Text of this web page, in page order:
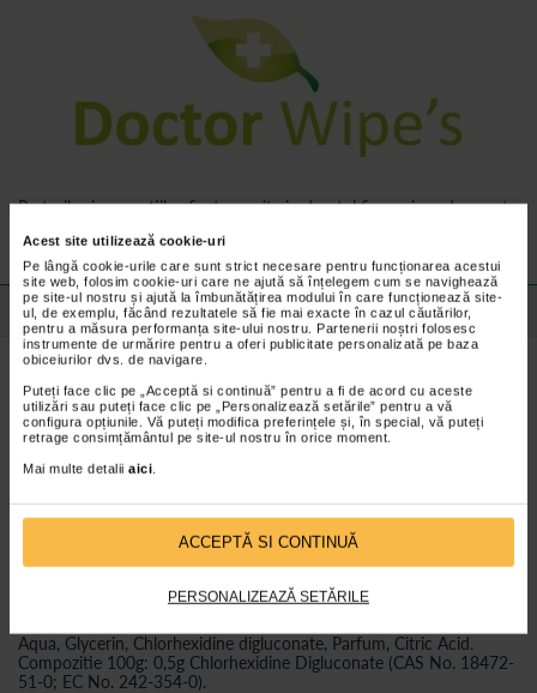
Acest site utilizează cookie-uri
Pe lângă cookie-urile care sunt strict necesare pentru funcționarea acestui
site web, folosim cookie-uri care ne ajută să înțelegem cum se navighează
pe site-ul nostru și ajută la îmbunătățirea modului în care funcționează site-
ul, de exemplu, făcând rezultatele să fie mai exacte în cazul căutărilor,
pentru a măsura performanța site-ului nostru. Partenerii noștri folosesc
instrumente de urmărire pentru a oferi publicitate personalizată pe baza
obiceiurilor dvs. de navigare.
Puteți face clic pe „Acceptă si continuă” pentru a fi de acord cu aceste
utilizări sau puteți face clic pe „Personalizează setările” pentru a vă
configura opțiunile. Vă puteți modifica preferințele și, în special, vă puteți
retrage consimțământul pe site-ul nostru în orice moment.
Mai multe detalii aici
ACCEPTĂ SI CONTINUĂ
PERSONALIZEAZĂ SETĂRILE
Preturile si promotiile afisate pe site in dreptul fiecarui produs sunt
Detalii despre produs
Beneficii Dr. Wipes Servetele umede
ANTIBACTERIAN FAMILY CARE:
Groase si elastice;
Nu contin alcool;
pH neutru;
Material vascoza 20%, Polyester 80%.
Ingrediente Dr. Wipes Servetele umede
ANTIBACTERIAN FAMILY CARE:
Aqua, Glycerin, Chlorhexidine digluconate, Parfum, Citric Acid.
Compozitie 100g: 0,5g Chlorhexidine Digluconate (CAS No. 18472-
51-0; EC No. 242-354-0).